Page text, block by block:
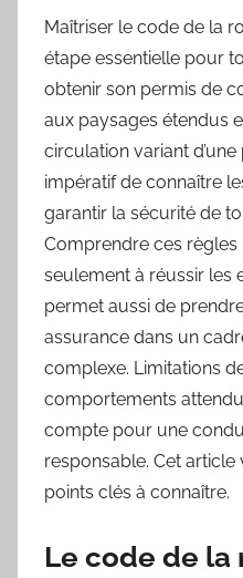
Maîtriser le code de la
étape essentielle pour
obtenir son permis de
aux paysages étendus
circulation variant d’une
impératif de connaître
garantir la sécurité de
Comprendre ces règles
seulement à réussir les
permet aussi de
assurance dans un
complexe. Limitations
comportements
compte pour une
responsable. Cet
points clés à connaître.
Le code de